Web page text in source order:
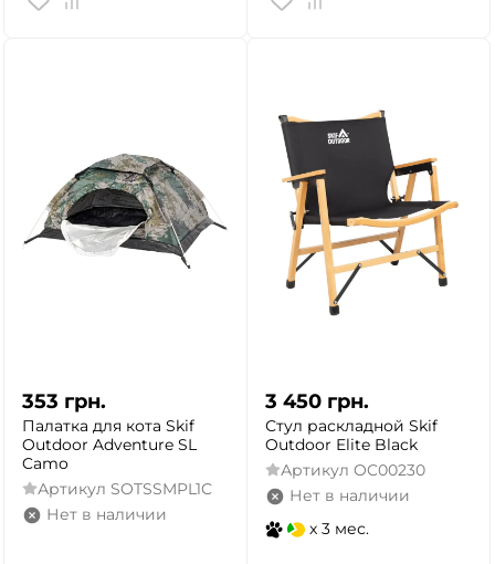
353 грн.
Палатка для кота Skif
Outdoor Adventure SL
Camo
Артикул SOTSSMPL1C
Нет в наличии
3 450 грн.
Стул раскладной Skif
Outdoor Elite Black
Артикул OC00230
Нет в наличии
x 3 мес.